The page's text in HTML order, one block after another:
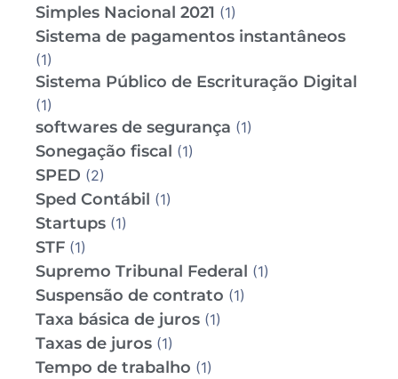
Simples Nacional 2021 (1)
Sistema de pagamentos instantâneos
(1)
Sistema Público de Escrituração Digital
(1)
softwares de segurança (1)
Sonegação fiscal (1)
SPED (2)
Sped Contábil (1)
Startups (1)
STF (1)
Supremo Tribunal Federal (1)
Suspensão de contrato (1)
Taxa básica de juros (1)
Taxas de juros (1)
Tempo de trabalho (1)